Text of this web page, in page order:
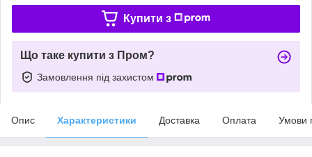
Купити з
Що таке купити з Пром?
Замовлення під захистом
Опис Характеристики Доставка Оплата Умови